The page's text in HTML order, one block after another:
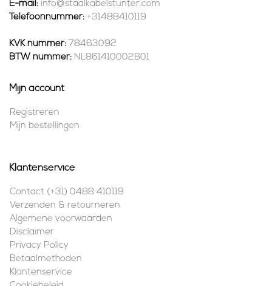
E-mail: info@staalkabelstunter.com
Telefoonnummer: +31488410119
KVK nummer: 78463092
BTW nummer: NL861410002B01
Mijn account
Registreren
Mijn bestellingen
Klantenservice
Contact (+31) 0488 410119
Verzenden & retourneren
Algemene voorwaarden
Disclaimer
Privacy Policy
Betaalmethoden
Klantenservice